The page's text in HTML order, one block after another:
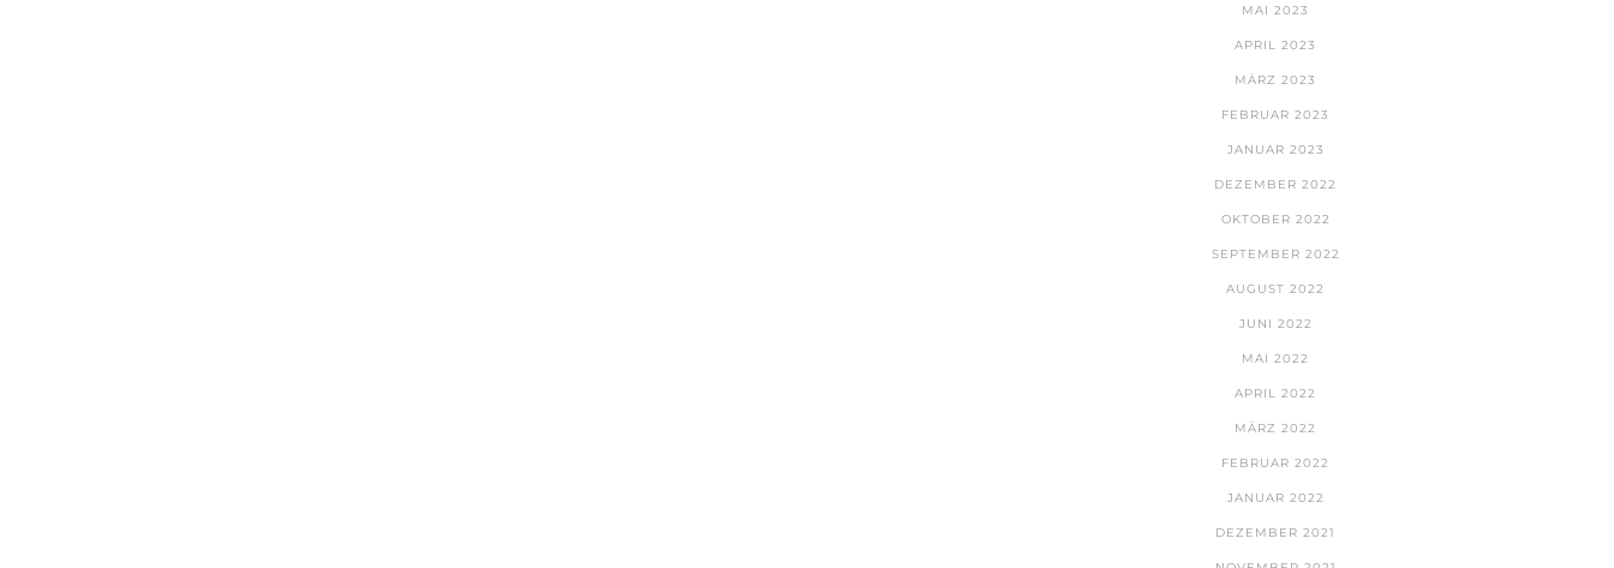
MAI 2023
APRIL 2023
MÄRZ 2023
FEBRUAR 2023
JANUAR 2023
DEZEMBER 2022
OKTOBER 2022
SEPTEMBER 2022
AUGUST 2022
JUNI 2022
MAI 2022
APRIL 2022
MÄRZ 2022
FEBRUAR 2022
JANUAR 2022
DEZEMBER 2021